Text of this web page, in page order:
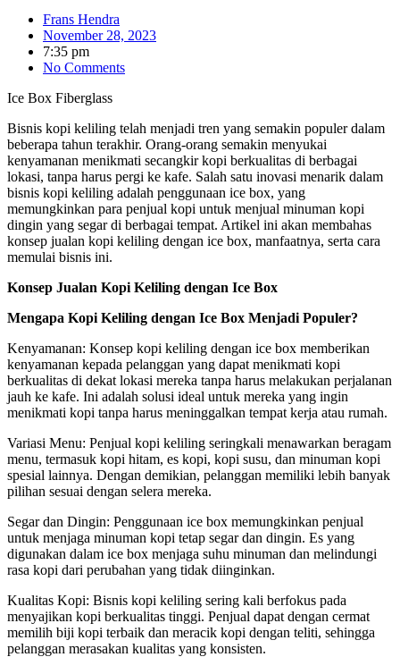
Frans Hendra
November 28, 2023
7:35 pm
No Comments
Ice Box Fiberglass
Bisnis kopi keliling telah menjadi tren yang semakin populer dalam
beberapa tahun terakhir. Orang-orang semakin menyukai
kenyamanan menikmati secangkir kopi berkualitas di berbagai
lokasi, tanpa harus pergi ke kafe. Salah satu inovasi menarik dalam
bisnis kopi keliling adalah penggunaan ice box, yang
memungkinkan para penjual kopi untuk menjual minuman kopi
dingin yang segar di berbagai tempat. Artikel ini akan membahas
konsep jualan kopi keliling dengan ice box, manfaatnya, serta cara
memulai bisnis ini.
Konsep Jualan Kopi Keliling dengan Ice Box
Mengapa Kopi Keliling dengan Ice Box Menjadi Populer?
Kenyamanan: Konsep kopi keliling dengan ice box memberikan
kenyamanan kepada pelanggan yang dapat menikmati kopi
berkualitas di dekat lokasi mereka tanpa harus melakukan perjalanan
jauh ke kafe. Ini adalah solusi ideal untuk mereka yang ingin
menikmati kopi tanpa harus meninggalkan tempat kerja atau rumah.
Variasi Menu: Penjual kopi keliling seringkali menawarkan beragam
menu, termasuk kopi hitam, es kopi, kopi susu, dan minuman kopi
spesial lainnya. Dengan demikian, pelanggan memiliki lebih banyak
pilihan sesuai dengan selera mereka.
Segar dan Dingin: Penggunaan ice box memungkinkan penjual
untuk menjaga minuman kopi tetap segar dan dingin. Es yang
digunakan dalam ice box menjaga suhu minuman dan melindungi
rasa kopi dari perubahan yang tidak diinginkan.
Kualitas Kopi: Bisnis kopi keliling sering kali berfokus pada
menyajikan kopi berkualitas tinggi. Penjual dapat dengan cermat
memilih biji kopi terbaik dan meracik kopi dengan teliti, sehingga
pelanggan merasakan kualitas yang konsisten.